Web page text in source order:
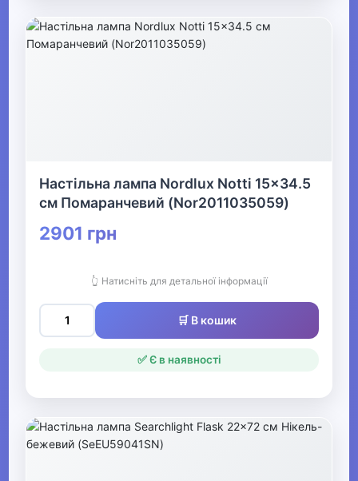
Настільна лампа Nordlux Notti 15x34.5
см Помаранчевий (Nor2011035059)
2901 грн
👆 Натисніть для детальної інформації
🛒 В кошик
✅ Є в наявності